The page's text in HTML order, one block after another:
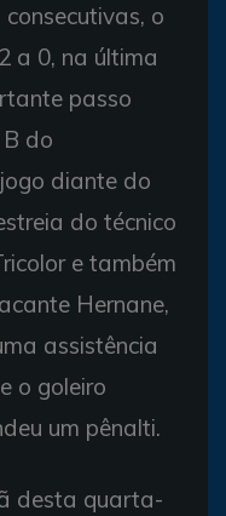
o
a 0, na última
passo
do
diante do
do técnico
e também
Hernane,
assistência
o goleiro
um pênalti.
desta quarta-